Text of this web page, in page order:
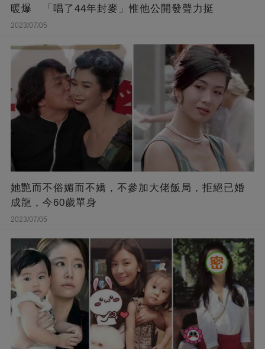
暖爆 「唱了44年封麥」惟他公開發聲力挺
2023/07/05
她艷而不俗媚而不嬌，不參加大佬飯局，拒絕已婚
成龍，今60歲單身
2023/07/05